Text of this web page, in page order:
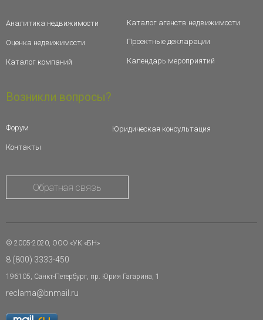
Аналитика недвижимости
Оценка недвижимости
Каталог компаний
Каталог агенств недвижимости
Проектные декларации
Календарь мероприятий
Возникли вопросы?
Форум
Контакты
Юридическая консультация
Обратная связь
© 2005-2020, ООО «УК «БН»
8 (800) 3333-450
196105, Санкт-Петербург, пр. Юрия Гагарина, 1
reclama@bnmail.ru